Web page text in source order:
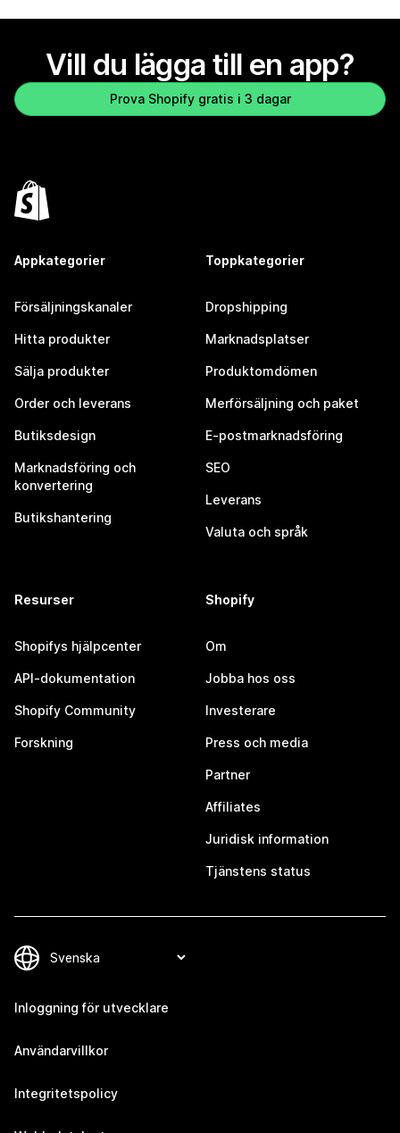
Vill du lägga till en app?
Prova Shopify gratis i 3 dagar
Appkategorier
Försäljningskanaler
Hitta produkter
Sälja produkter
Order och leverans
Butiksdesign
Marknadsföring och
konvertering
Butikshantering
Toppkategorier
Dropshipping
Marknadsplatser
Produktomdömen
Merförsäljning och paket
E-postmarknadsföring
SEO
Leverans
Valuta och språk
Resurser
Shopifys hjälpcenter
API-dokumentation
Shopify Community
Forskning
Shopify
Om
Jobba hos oss
Investerare
Press och media
Partner
Affiliates
Juridisk information
Tjänstens status
Inloggning för utvecklare
Användarvillkor
Integritetspolicy